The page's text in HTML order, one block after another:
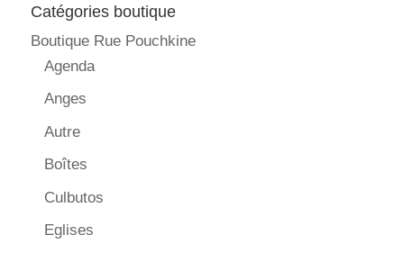
Catégories boutique
Boutique Rue Pouchkine
Agenda
Anges
Autre
Boîtes
Culbutos
Eglises